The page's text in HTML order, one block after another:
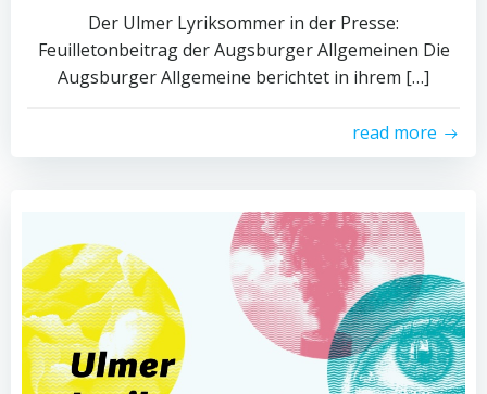
Der Ulmer Lyriksommer in der Presse:
Feuilletonbeitrag der Augsburger Allgemeinen Die
Augsburger Allgemeine berichtet in ihrem […]
read more